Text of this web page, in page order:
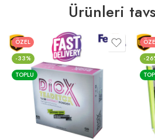
Ürünleri
ÖZEL
-33%
TOPLU
-